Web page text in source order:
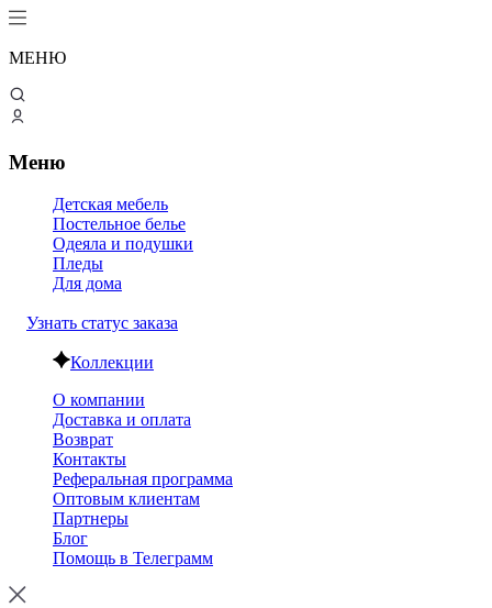
МЕНЮ
Меню
Детская мебель
Постельное белье
Одеяла и подушки
Пледы
Для дома
Узнать статус заказа
Коллекции
О компании
Доставка и оплата
Возврат
Контакты
Реферальная программа
Оптовым клиентам
Партнеры
Блог
Помощь в Телеграмм